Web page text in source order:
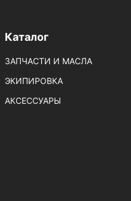
Каталог
ЗАПЧАСТИ И МАСЛА
ЭКИПИРОВКА
АКСЕССУАРЫ